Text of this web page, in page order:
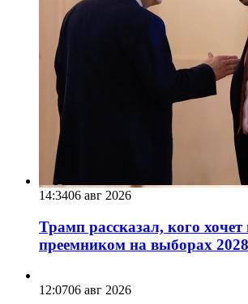
14:3406 авг 2026
Трамп рассказал, кого хочет
преемником на выборах
12:0706 авг 2026